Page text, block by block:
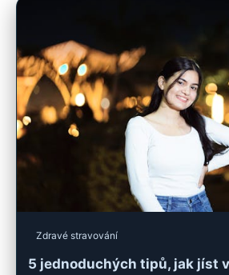
Zdravé stravování
5 jednoduchých tipů, jak jíst